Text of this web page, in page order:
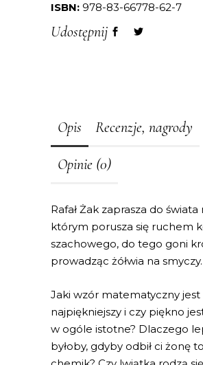
ISBN: 978-83-66778-62-7
Udostępnij
Opis Recenzje, nagrody
Opinie (0)
Rafał Żak zaprasza do świata
którym porusza się ruchem
szachowego, do tego goni
prowadząc żółwia na smyczy.
Jaki wzór matematyczny jest
najpiękniejszy i czy piękno
w ogóle istotne? Dlaczego
byłoby, gdyby odbił ci żonę